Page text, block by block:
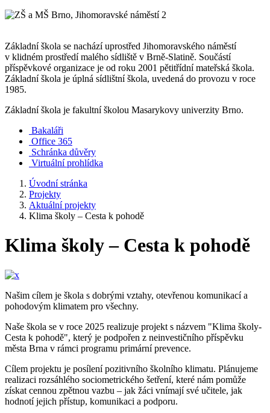
Základní škola se nachází uprostřed Jihomoravského náměstí
v klidném prostředí malého sídliště v Brně-Slatině. Součástí
příspěvkové organizace je od roku 2001 pětitřídní mateřská škola.
Základní škola je úplná sídlištní škola, uvedená do provozu v roce
1985.
Základní škola je fakultní školou Masarykovy univerzity Brno.
Bakaláři
Office 365
Schránka důvěry
Virtuální prohlídka
Úvodní stránka
Projekty
Aktuální projekty
Klima školy – Cesta k pohodě
Klima školy – Cesta k pohodě
Našim cílem je škola s dobrými vztahy, otevřenou komunikací a
pohodovým klimatem pro všechny.
Naše škola se v roce 2025 realizuje projekt s názvem "Klima školy-
Cesta k pohodě", který je podpořen z neinvestičního příspěvku
města Brna v rámci programu primární prevence.
Cílem projektu je posílení pozitivního školního klimatu. Plánujeme
realizaci rozsáhlého sociometrického šetření, které nám pomůže
získat cennou zpětnou vazbu – jak žáci vnímají své učitele, jak
hodnotí jejich přístup, komunikaci a podporu.